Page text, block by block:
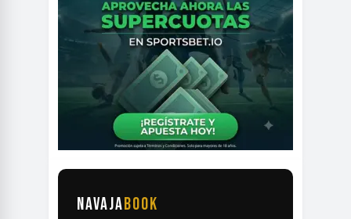
NAVAJABOOK